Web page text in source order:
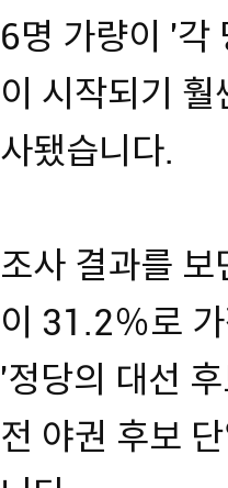
6명 가량이 '각
이 시작되기
사됐습니다.
조사 결과를
이 31.2％로
'정당의 대선
전 야권 후보